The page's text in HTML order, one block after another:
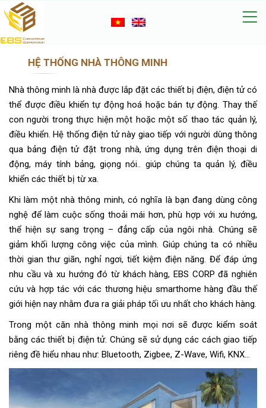
HỆ THỐNG NHÀ THÔNG MINH
Nhà thông minh là nhà được lắp đặt các thiết bị điện, điện tử có
thể được điều khiển tự động hoá hoặc bán tự động. Thay thế
con người trong thực hiện một hoặc một số thao tác quản lý,
điều khiển. Hệ thống điện tử này giao tiếp với người dùng thông
qua bảng điện tử đặt trong nhà, ứng dụng trên điện thoại di
động, máy tính bảng, giọng nói.. giúp chúng ta quản lý, điều
khiển các thiết bị từ xa.
Khi làm một nhà thông minh, có nghĩa là bạn đang dùng công
nghệ để làm cuộc sống thoải mái hơn, phù hợp với xu hướng,
thể hiện sự sang trọng – đẳng cấp của ngôi nhà. Chúng sẽ
giảm khối lượng công việc của mình. Giúp chúng ta có nhiều
thời gian thư giãn, nghỉ ngơi, tiết kiệm điện năng. Để đáp ứng
nhu cầu và xu hướng đó từ khách hàng, EBS CORP đã nghiên
cứu và hợp tác với các thương hiệu smarthome hàng đầu thế
giới hiện nay nhằm đưa ra giải pháp tối ưu nhất cho khách hàng.
Trong một căn nhà thông minh mọi nơi sẽ được kiểm soát
bằng các thiết bị điện tử. Chúng sẽ sử dụng các cách giao tiếp
riêng đề hiểu nhau như: Bluetooth, Zigbee, Z-Wave, Wifi, KNX…